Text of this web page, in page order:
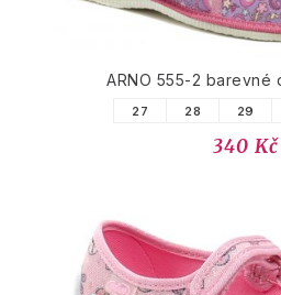
ARNO 555-2 barevné
27 28 29
340 Kč